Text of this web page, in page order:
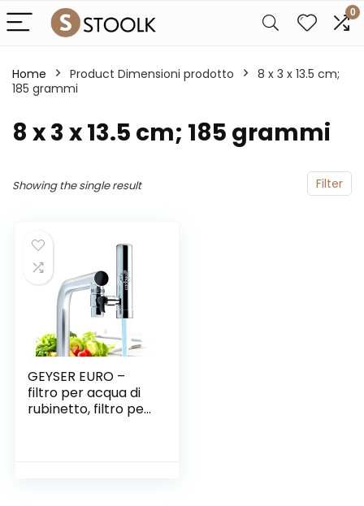
0
Home Product Dimensioni prodotto
‎8 x 3 x 13.5 cm;
185 grammi
‎8 x 3 x 13.5 cm; 185 grammi
Filter
Showing the single result
GEYSER EURO –
filtro per acqua di
rubinetto, filtro per